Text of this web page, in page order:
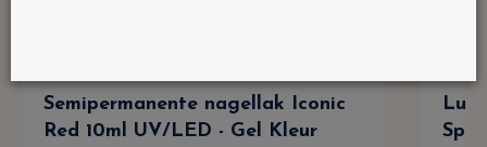
Semipermanente nagellak Iconic
Red 10ml UV/LED - Gel Kleur